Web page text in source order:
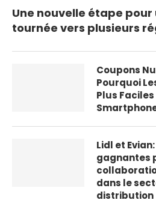
Une nouvelle étape
tournée vers plusieurs
Coupons
Pourquoi
Plus
Lidl et
gagnantes
dans le
distribution